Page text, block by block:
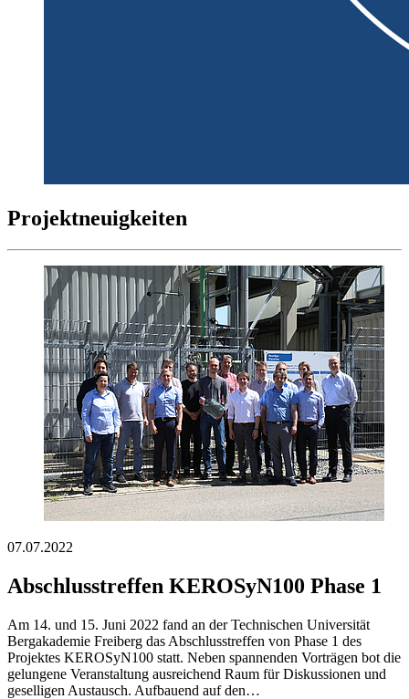
Projektneuigkeiten
07.07.2022
Abschlusstreffen KEROSyN100 Phase 1
Am 14. und 15. Juni 2022 fand an der Technischen Universität
Bergakademie Freiberg das Abschlusstreffen von Phase 1 des
Projektes KEROSyN100 statt. Neben spannenden Vorträgen bot die
gelungene Veranstaltung ausreichend Raum für Diskussionen und
geselligen Austausch. Aufbauend auf den…